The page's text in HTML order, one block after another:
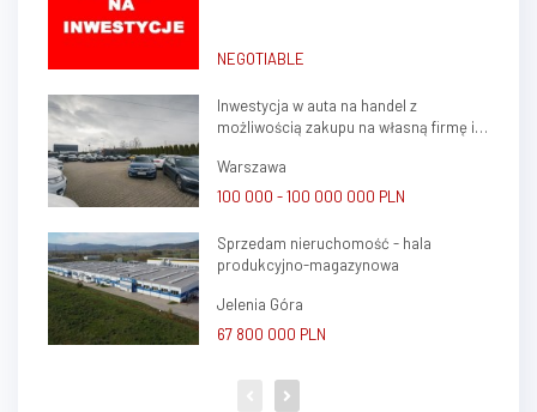
NEGOTIABLE
Inwestycja w auta na handel z
możliwością zakupu na własną firmę i
Warszawa
100 000 - 100 000 000 PLN
Sprzedam nieruchomość - hala
produkcyjno-magazynowa
Jelenia Góra
67 800 000 PLN